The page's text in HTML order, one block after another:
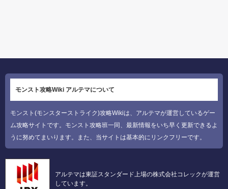
モンスト攻略Wiki アルテマについて
モンスト(モンスターストライク)攻略Wikiは、アルテマが運営しているゲー
ム攻略サイトです。モンスト攻略班一同、最新情報をいち早く更新できるよ
うに努めてまいります。また、当サイトは基本的にリンクフリーです。
アルテマは東証スタンダード上場の株式会社コレックが運営
しています。